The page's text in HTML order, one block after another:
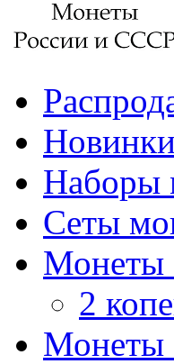
Новинки
Наборы
Сеты
Монеты
2
Монеты